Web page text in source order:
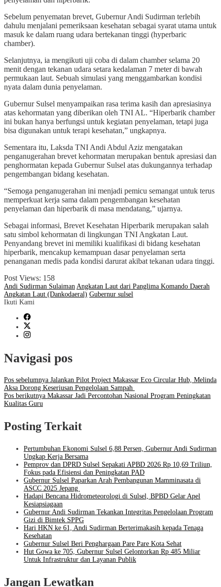
Sebelum penyematan brevet, Gubernur Andi Sudirman terlebih
dahulu menjalani pemeriksaan kesehatan sebagai syarat utama untuk
masuk ke dalam ruang udara bertekanan tinggi (hyperbaric
chamber).
Selanjutnya, ia mengikuti uji coba di dalam chamber selama 20
menit dengan tekanan udara setara kedalaman 7 meter di bawah
permukaan laut. Sebuah simulasi yang menggambarkan kondisi
nyata dalam dunia penyelaman.
Gubernur Sulsel menyampaikan rasa terima kasih dan apresiasinya
atas kehormatan yang diberikan oleh TNI AL. “Hiperbarik chamber
ini bukan hanya berfungsi untuk kegiatan penyelaman, tetapi juga
bisa digunakan untuk terapi kesehatan,” ungkapnya.
Sementara itu, Laksda TNI Andi Abdul Aziz mengatakan
penganugerahan brevet kehormatan merupakan bentuk apresiasi dan
penghormatan kepada Gubernur Sulsel atas dukungannya terhadap
pengembangan bidang kesehatan.
“Semoga penganugerahan ini menjadi pemicu semangat untuk terus
memperkuat kerja sama dalam pengembangan kesehatan
penyelaman dan hiperbarik di masa mendatang,” ujarnya.
Sebagai informasi, Brevet Kesehatan Hiperbarik merupakan salah
satu simbol kehormatan di lingkungan TNI Angkatan Laut.
Penyandang brevet ini memiliki kualifikasi di bidang kesehatan
hiperbarik, mencakup kemampuan dasar penyelaman serta
penanganan medis pada kondisi darurat akibat tekanan udara tinggi.
Post Views: 158
Andi Sudirman Sulaiman Angkatan Laut dari Panglima Komando Daerah
Angkatan Laut (Dankodaeral) Gubernur sulsel
Ikuti Kami
Navigasi pos
Pos sebelumnya Jalankan Pilot Project Makassar Eco Circular Hub, Melinda
Aksa Dorong Keseriusan Pengelolaan Sampah
Pos berikutnya Makassar Jadi Percontohan Nasional Program Peningkatan
Kualitas Guru
Posting Terkait
Pertumbuhan Ekonomi Sulsel 6,88 Persen, Gubernur Andi Sudirman
Ungkap Kerja Bersama
Pemprov dan DPRD Sulsel Sepakati APBD 2026 Rp 10,69 Triliun,
Fokus pada Efisiensi dan Peningkatan PAD
Gubernur Sulsel Paparkan Arah Pembangunan Mamminasata di
ASCC 2025 Jepang
Hadapi Bencana Hidrometeorologi di Sulsel, BPBD Gelar Apel
Kesiapsiagaan
Gubernur Andi Sudirman Tekankan Integritas Pengelolaan Program
Gizi di Bimtek SPPG
Hari HKN ke 61, Andi Sudirman Berterimakasih kepada Tenaga
Kesehatan
Gubernur Sulsel Beri Penghargaan Pare Pare Kota Sehat
Hut Gowa ke 705, Gubernur Sulsel Gelontorkan Rp 485 Miliar
Untuk Infrastruktur dan Layanan Publik
Jangan Lewatkan